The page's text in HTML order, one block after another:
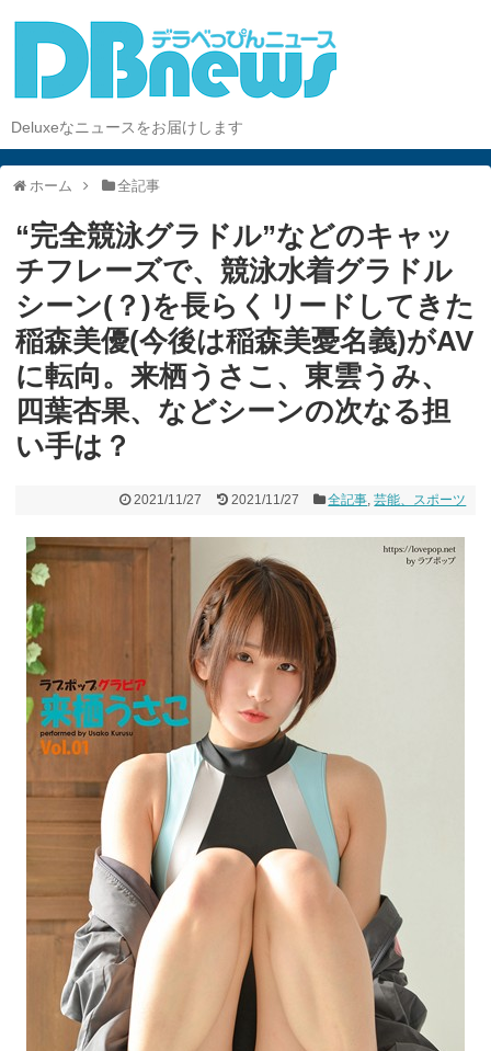
Deluxeなニュースをお届けします
ホーム 全記事
“完全競泳グラドル”などのキャッ
チフレーズで、競泳水着グラドル
シーン(？)を長らくリードしてきた
稲森美優(今後は稲森美憂名義)がAV
に転向。来栖うさこ、東雲うみ、
四葉杏果、などシーンの次なる担
い手は？
2021/11/27 2021/11/27 全記事,芸能、スポーツ